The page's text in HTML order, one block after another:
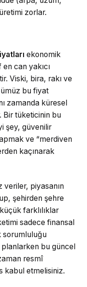
zorlar.
ekonomik
can yakıcı
Viski, bira, rakı ve
bu fiyat
zamanda küresel
Bir tüketicinin bu
şey, güvenilir
ve “merdiven
kaçınarak
veriler, piyasanın
şehirden şehre
farklılıklar
sadece finansal
sorumluluğu
bu güncel
resmî
kabul etmelisiniz.